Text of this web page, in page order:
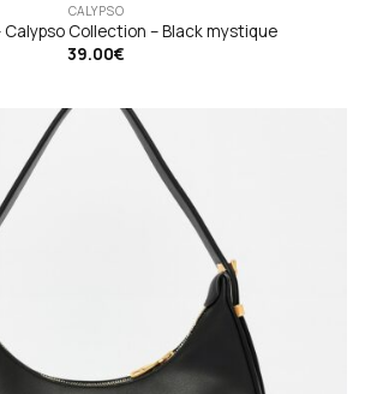
CALYPSO
Calypso Collection – Black mystique
39.00€